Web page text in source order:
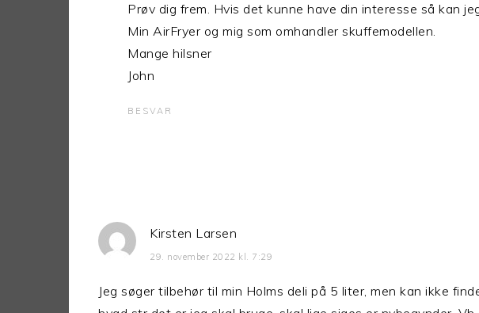
Prøv dig frem. Hvis det kunne have din interesse så kan
Min AirFryer og mig som omhandler skuffemodellen.
Mange hilsner
John
BESVAR
Kirsten Larsen
29. november 2022 kl. 7:29
Jeg søger tilbehør til min Holms deli på 5 liter, men kan ikke